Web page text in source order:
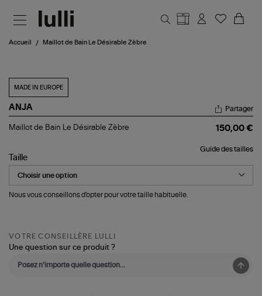
Accueil Maillot de Bain Le Désirable Zèbre
MADE IN EUROPE
ANJA
Maillot
Le
Désirable
Zèbre
Partager
Maillot de Bain Le Désirable Zèbre 150,00 €
Guide des tailles
Taille
Nous vous conseillons d'opter pour votre taille habituelle.
VOTRE CONSEILLÈRE LULLI
Une question sur ce produit ?